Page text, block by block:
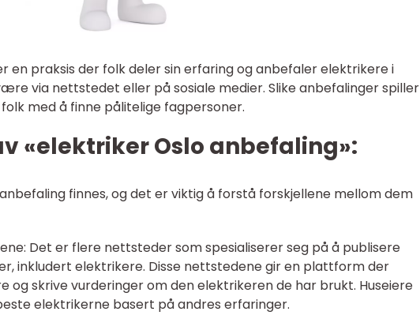
en praksis der folk deler sin erfaring og anbefaler elektrikere i
via nettstedet eller på sosiale medier. Slike anbefalinger spiller
med å finne pålitelige fagpersoner.
«elektriker Oslo anbefaling»:
finnes, og det er viktig å forstå forskjellene mellom dem
Det er flere nettsteder som spesialiserer seg på å publisere
inkludert elektrikere. Disse nettstedene gir en plattform der
og skrive vurderinger om den elektrikeren de har brukt. Huseiere
elektrikerne basert på andres erfaringer.